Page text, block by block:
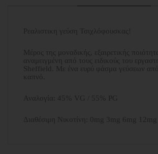
Ρεαλιστικη γεύση Τσιχλόφουσκας!
Μέρος της μοναδικής, εξαιρετικής
αναμειγμένη από τους ειδικούς του
Sheffield. Με ένα ευρύ φάσμα γεύσεων από
καπνό.
Αναλογία: 45% VG / 55% PG
Διαθέσιμη Νικοτίνη: 0mg 3mg 6mg